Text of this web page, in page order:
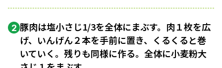
2 豚肉は塩小さじ1/3を全体にまぶす。肉１枚を広
げ、いんげん２本を手前に置き、くるくると巻
いていく。残りも同様に作る。全体に小麦粉大